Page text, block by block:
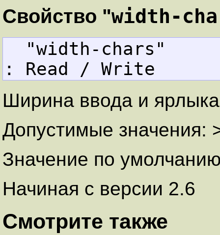
Свойство "width-
"width-
: Read / Write
Ширина ввода и
Допустимые значения:
Значение по
Начиная с версии 2.6
Смотрите также